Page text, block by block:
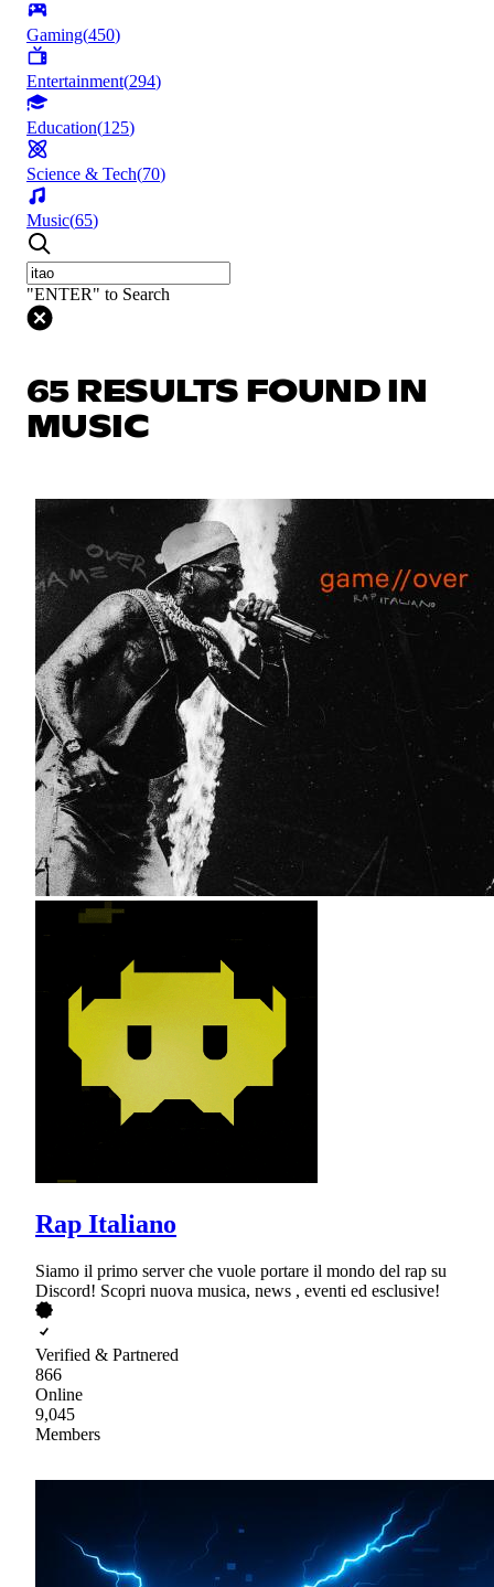
Gaming(450)
Entertainment(294)
Education(125)
Science & Tech(70)
Music(65)
"ENTER" to Search
65 RESULTS FOUND IN
MUSIC
Rap Italiano
Siamo il primo server che vuole portare il mondo del rap su
Discord! Scopri nuova musica, news , eventi ed esclusive!
Verified & Partnered
866
Online
9,045
Members